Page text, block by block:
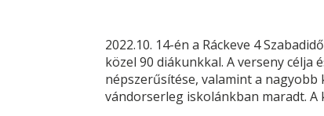
2022.10. 14-én a Ráckeve 4 Szabadidő
közel 90 diákunkkal. A verseny célja
népszerűsítése, valamint a
vándorserleg iskolánkban maradt. A